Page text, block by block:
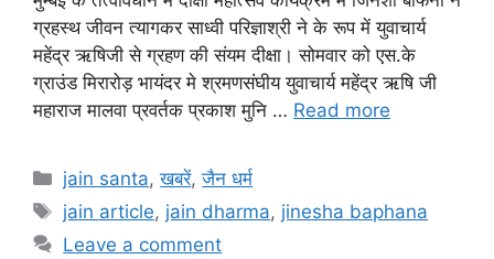
ग्रहस्थ जीवन त्यागकर साध्वी परिज्ञाश्री ने के रूप में युवाचार्य
महेंद्र ऋषिजी से ग्रहण की संयम दीक्षा। सोमवार को एस.के
ग्राउंड मिरारोड़ भायंदर मे श्रमणसंघीय युवाचार्य महेंद्र ऋषि जी
महाराज मालवा प्रवर्तक प्रकाश मुनि … Read more
Categories
jain santa,खबरें,जैन धर्म
Tags
jain article, jain dharma, jinesha baphana
Leave a comment